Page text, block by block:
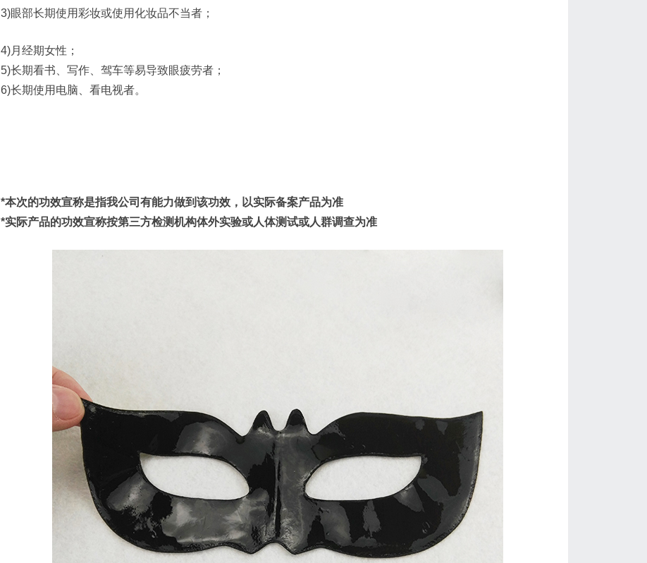
3)眼部长期使用彩妆或使用化妆品不当者；
4)月经期女性；
5)长期看书、写作、驾车等易导致眼疲劳者；
6)长期使用电脑、看电视者。
*本次的功效宣称是指我公司有能力做到该功效，以实际备案产品为准
*实际产品的功效宣称按第三方检测机构体外实验或人体测试或人群调查为准